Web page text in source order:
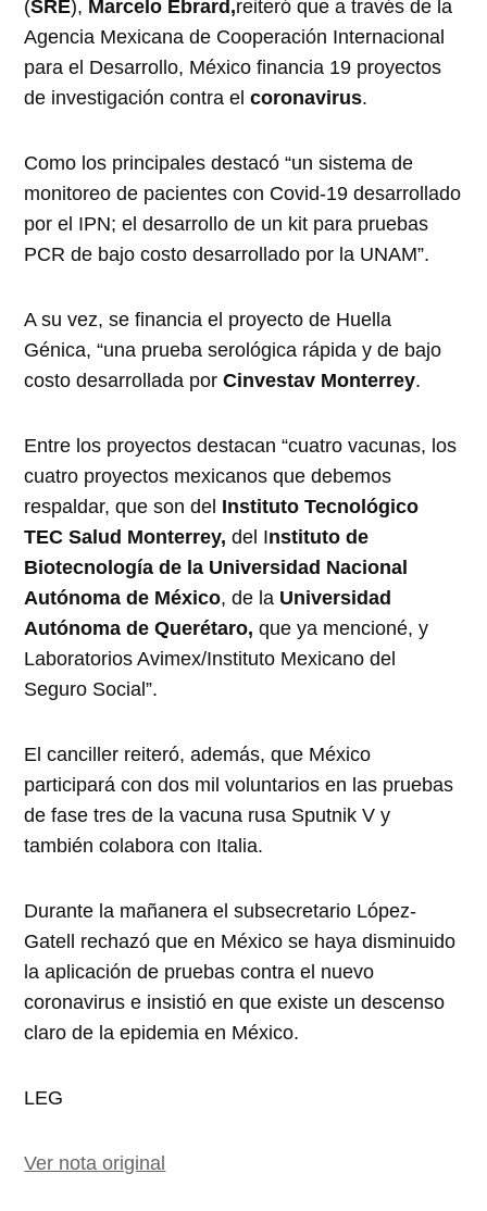
(SRE), Marcelo Ebrard,reiteró que a través de la
Agencia Mexicana de Cooperación Internacional
para el Desarrollo, México financia 19 proyectos
de investigación contra elcoronavirus.
Como los principales destacó “un sistema de
monitoreo de pacientes con Covid-19 desarrollado
por el IPN; el desarrollo de un kit para pruebas
PCR de bajo costo desarrollado por la UNAM”.
A su vez, se financia el proyecto de Huella
Génica, “una prueba serológica rápida y de bajo
costo desarrollada por Cinvestav Monterrey.
Entre los proyectos destacan “cuatro vacunas, los
cuatro proyectos mexicanos que debemos
respaldar, que son del Instituto Tecnológico
TEC Salud Monterrey, del Instituto de
Biotecnología de la Universidad Nacional
Autónoma de México, de la Universidad
Autónoma de Querétaro, que ya mencioné, y
Laboratorios Avimex/Instituto Mexicano del
Seguro Social”.
El canciller reiteró, además, que México
participará con dos mil voluntarios en las pruebas
de fase tres de la vacuna rusa Sputnik V y
también colabora con Italia.
Durante la mañanera el subsecretario López-
Gatell rechazó que en México se haya disminuido
la aplicación de pruebas contra el nuevo
coronavirus e insistió en que existe un descenso
claro de la epidemia en México.
LEG
Ver nota original